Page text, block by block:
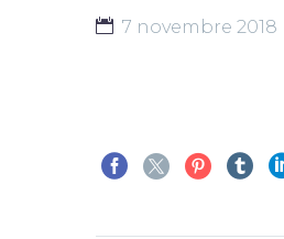
7 novembre 2018